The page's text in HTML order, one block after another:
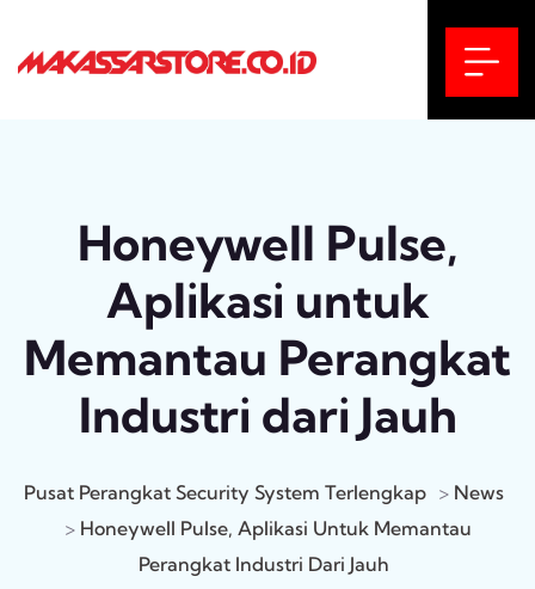
Honeywell Pulse,
Aplikasi untuk
Memantau Perangkat
Industri dari Jauh
Pusat Perangkat Security System Terlengkap > News
> Honeywell Pulse, Aplikasi Untuk Memantau
Perangkat Industri Dari Jauh